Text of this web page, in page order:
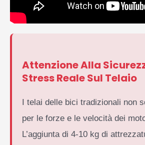
Attenzione Alla
Stress Reale Sul Telaio
I telai delle bici tradizionali non
per le forze e le velocità dei
L’aggiunta di 4-10 kg di